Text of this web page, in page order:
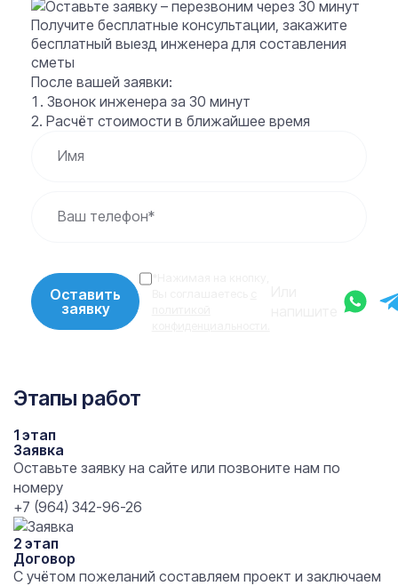
Получите бесплатные консультации, закажите
бесплатный выезд инженера для составления
сметы
После вашей заявки:
Звонок инженера за 30 минут
Расчёт стоимости в ближайшее время
Имя
Ваш телефон*
Оставить
заявку
*Нажимая на кнопку,
Этапы работ
1 этап
Заявка
Оставьте заявку на сайте или позвоните нам по
номеру
+7 (964) 342-96-26
2 этап
Договор
С учётом пожеланий составляем проект и заключаем